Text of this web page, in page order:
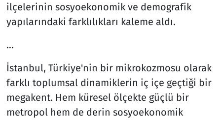
ilçelerinin sosyoekonomik ve demografik
yapılarındaki farklılıkları kaleme aldı.
...
İstanbul, Türkiye'nin bir mikrokozmosu olarak
farklı toplumsal dinamiklerin iç içe geçtiği bir
megakent. Hem küresel ölçekte güçlü bir
metropol hem de derin sosyoekonomik
Teknoloji ve Bilim